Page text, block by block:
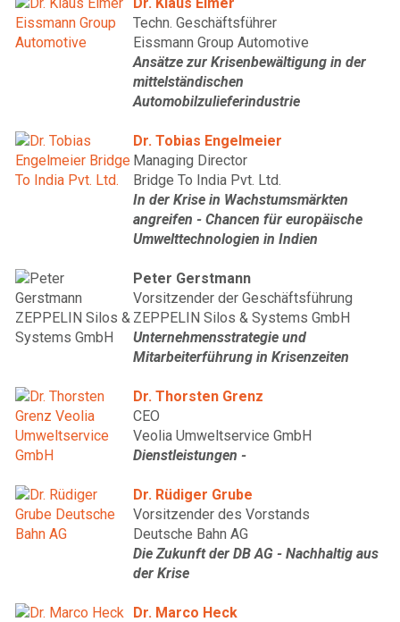
Techn. Geschäftsführer
Eissmann Group Automotive
Ansätze zur Krisenbewältigung in der
mittelständischen
Automobilzulieferindustrie
Dr. Tobias Engelmeier
Managing Director
Bridge To India Pvt. Ltd.
In der Krise in Wachstumsmärkten
angreifen - Chancen für europäische
Umwelttechnologien in Indien
Peter Gerstmann
Vorsitzender der Geschäftsführung
ZEPPELIN Silos & Systems GmbH
Unternehmensstrategie und
Mitarbeiterführung in Krisenzeiten
Dr. Thorsten Grenz
CEO
Veolia Umweltservice GmbH
Dienstleistungen -
Dr. Rüdiger Grube
Vorsitzender des Vorstands
Deutsche Bahn AG
Die Zukunft der DB AG - Nachhaltig aus
der Krise
Dr. Marco Heck